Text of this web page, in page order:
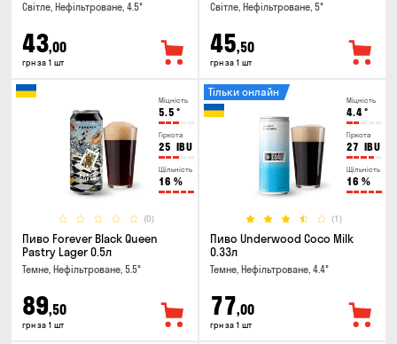
Світле, Нефільтроване, 4.5°
43,00
грн за 1 шт
Світле, Нефільтроване, 5°
45,50
грн за 1 шт
Міцність
5.5 °
Гіркота
25 IBU
Щільність
16 %
(0)
Пиво Forever Black Queen
Pastry Lager 0.5л
Темне, Нефільтроване, 5.5°
89,50
грн за 1 шт
Міцність
4.4°
Гіркота
27 IBU
Щільність
16 %
(1)
Тільки онлайн
Пиво Underwood Coco Milk
0.33л
Темне, Нефільтроване, 4.4°
77,00
грн за 1 шт